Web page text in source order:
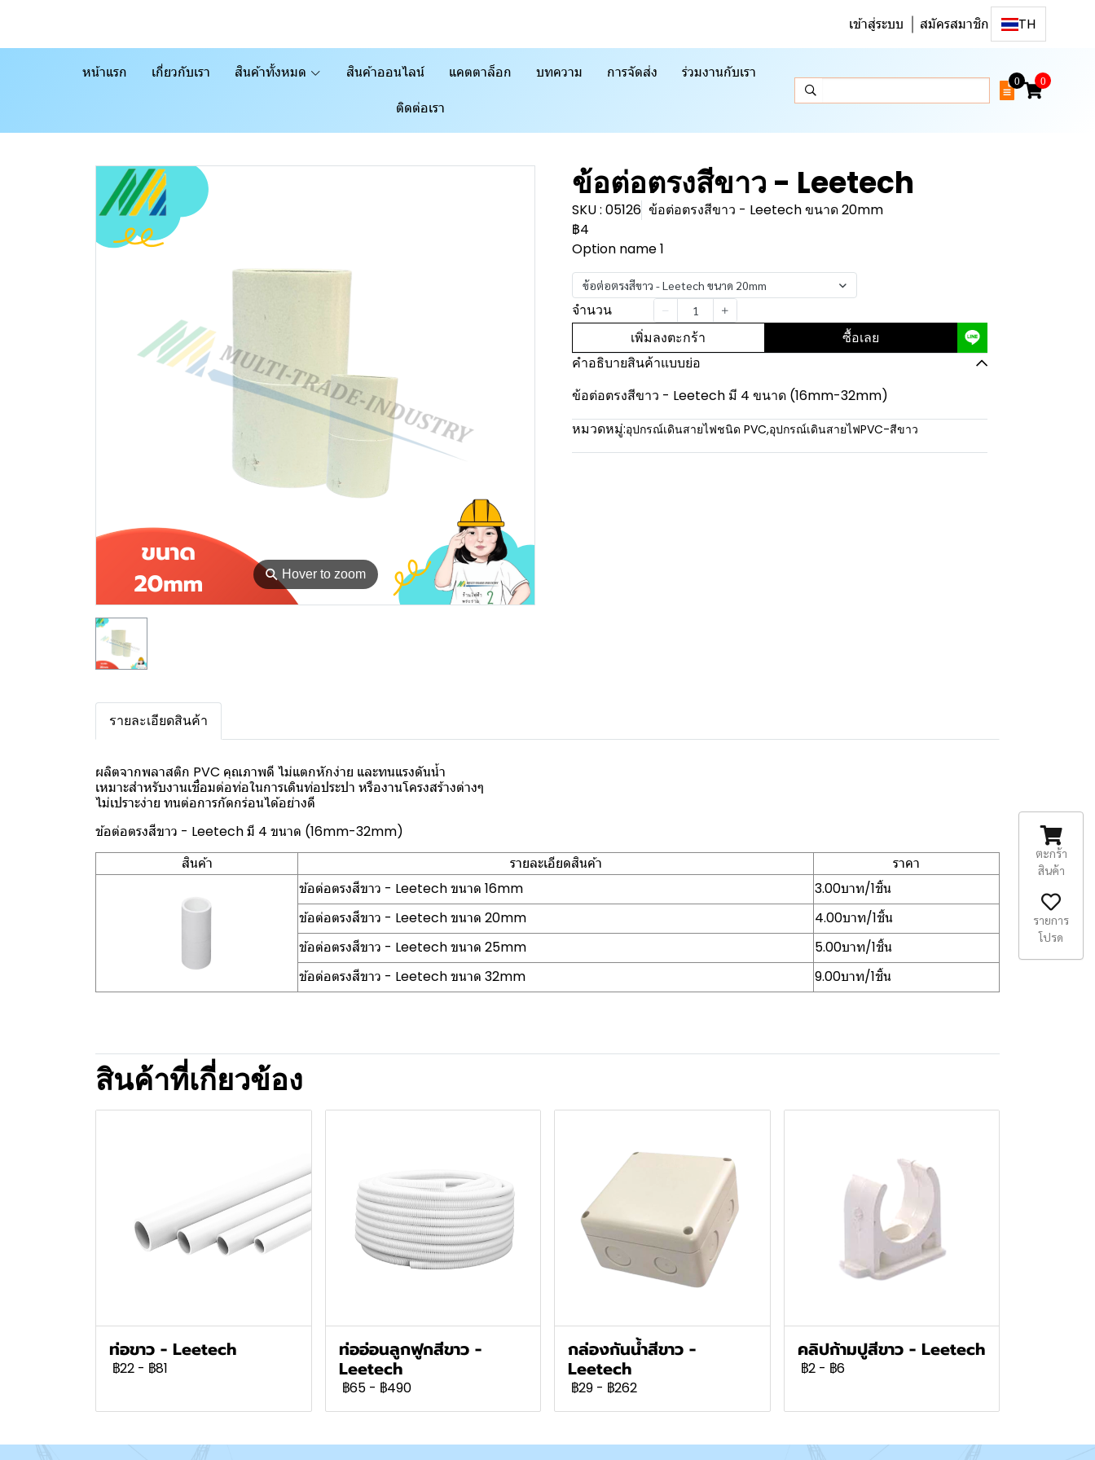
เข้าสู่ระบบ สมัครสมาชิก TH
หน้าแรก เกี่ยวกับเรา สินค้าทั้งหมด สินค้าออนไลน์ แคตตาล็อก บทความ การจัดส่ง ร่วมงานกับเรา
ติดต่อเรา
0 0
⚲ Hover to zoom
ข้อต่อตรงสีขาว - Leetech
SKU : 05126 ข้อต่อตรงสีขาว - Leetech ขนาด 20mm
฿4
Option name 1
ข้อต่อตรงสีขาว - Leetech ขนาด 20mm
จำนวน
เพิ่มลงตะกร้า ซื้อเลย
คำอธิบายสินค้าแบบย่อ
ข้อต่อตรงสีขาว - Leetech มี 4 ขนาด (16mm-32mm)
หมวดหมู่:อุปกรณ์เดินสายไฟชนิด PVC,อุปกรณ์เดินสายไฟPVC-สีขาว
รายละเอียดสินค้า
ผลิตจากพลาสติก PVC คุณภาพดี ไม่แตกหักง่าย และทนแรงดันน้ำ
เหมาะสำหรับงานเชื่อมต่อท่อในการเดินท่อประปา หรืองานโครงสร้างต่างๆ
ไม่เปราะง่าย ทนต่อการกัดกร่อนได้อย่างดี
ข้อต่อตรงสีขาว - Leetech มี 4 ขนาด (16mm-32mm)
สินค้า
รายละเอียดสินค้า
ราคา
ข้อต่อตรงสีขาว - Leetech ขนาด 16mm
3.00บาท/1ชิ้น
ข้อต่อตรงสีขาว - Leetech ขนาด 20mm
4.00บาท/1ชิ้น
ข้อต่อตรงสีขาว - Leetech ขนาด 25mm
5.00บาท/1ชิ้น
ข้อต่อตรงสีขาว - Leetech ขนาด 32mm
9.00บาท/1ชิ้น
สินค้าที่เกี่ยวข้อง
ท่อขาว - Leetech
฿22 - ฿81
ท่ออ่อนลูกฟูกสีขาว -
Leetech
฿65 - ฿490
กล่องกันน้ำสีขาว -
Leetech
฿29 - ฿262
คลิปก้ามปูสีขาว - Leetech
฿2 - ฿6
ตะกร้า
สินค้า
รายการ
โปรด